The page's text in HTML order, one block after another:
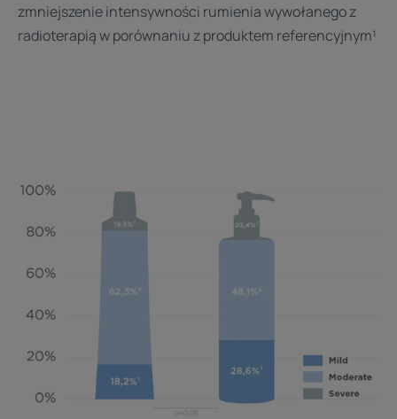
zmniejszenie intensywności rumienia wywołanego z
radioterapią w porównaniu z produktem referencyjnym¹